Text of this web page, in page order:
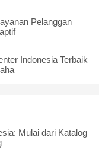
Pelanggan
Indonesia Terbaik
Mulai dari Katalog